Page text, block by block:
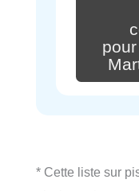
* Cette liste sur